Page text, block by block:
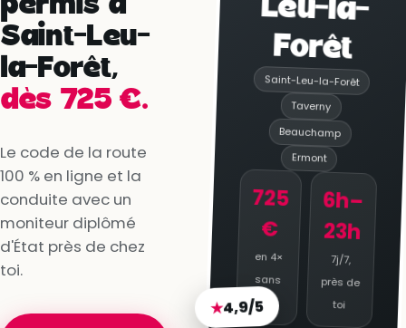
Saint-Leu-
la-Forêt,
dès 725 €.
Le code de la route
100 % en ligne et la
conduite avec un
moniteur diplômé
d'État près de chez
toi.
Forêt
Saint-Leu-la-Forêt
Taverny
Beauchamp
Ermont
725
€
en 4×
sans
frais
6h–
23h
7j/7,
près de
toi
★4,9/5